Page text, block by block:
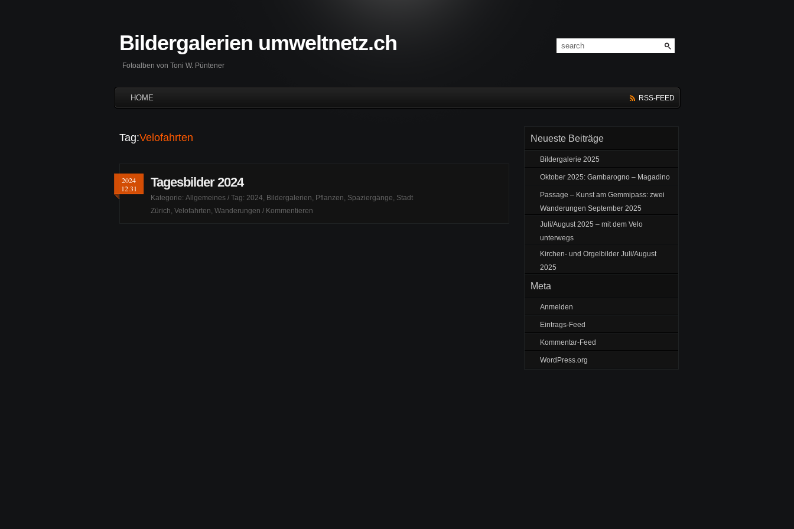
Bildergalerien umweltnetz.ch
Fotoalben von Toni W. Püntener
HOME RSS-FEED
Tag:Velofahrten
2024
12.31
Tagesbilder 2024
Kategorie: Allgemeines / Tag: 2024, Bildergalerien, Pflanzen, Spaziergänge, Stadt
Zürich, Velofahrten, Wanderungen / Kommentieren
Neueste Beiträge
Bildergalerie 2025
Oktober 2025: Gambarogno – Magadino
Passage – Kunst am Gemmipass: zwei
Wanderungen September 2025
Juli/August 2025 – mit dem Velo
unterwegs
Kirchen- und Orgelbilder Juli/August
2025
Meta
Anmelden
Eintrags-Feed
Kommentar-Feed
WordPress.org